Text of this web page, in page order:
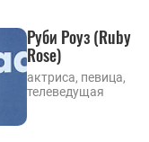
Руби Роуз (Ruby
Rose)
актриса, певица,
телеведущая